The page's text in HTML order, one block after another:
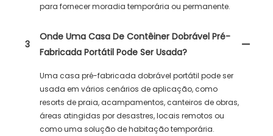
para fornecer moradia temporária ou permanente.
3
Onde Uma Casa De Contêiner Dobrável Pré-
Fabricada Portátil Pode Ser Usada?
Uma casa pré-fabricada dobrável portátil pode ser
usada em vários cenários de aplicação, como
resorts de praia, acampamentos, canteiros de obras,
áreas atingidas por desastres, locais remotos ou
como uma solução de habitação temporária.